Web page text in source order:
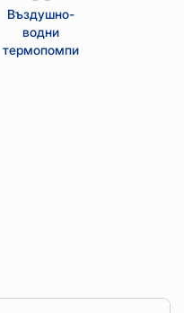
Въздушно-
водни
термопомпи